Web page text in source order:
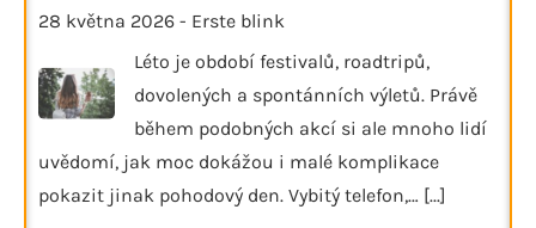
28 května 2026 - Erste blink
Léto je období festivalů, roadtripů,
dovolených a spontánních výletů. Právě
během podobných akcí si ale mnoho lidí
uvědomí, jak moc dokážou i malé komplikace
pokazit jinak pohodový den. Vybitý telefon,… [...]